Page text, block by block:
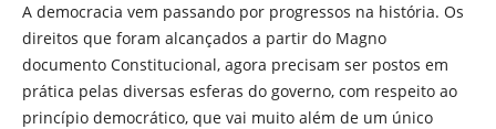
A democracia vem passando por progressos na história. Os
direitos que foram alcançados a partir do Magno
documento Constitucional, agora precisam ser postos em
prática pelas diversas esferas do governo, com respeito ao
princípio democrático, que vai muito além de um único